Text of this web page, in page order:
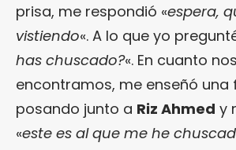
prisa, me respondió «espera,
vistiendo«. A lo que yo
has chuscado?«. En cuanto nos
encontramos, me enseñó una
posando junto a Riz Ahmed y
«este es al que me he